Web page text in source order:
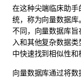
在这种尖端临床助
统，称为向量数据
不同，向量数据库
入和其他复杂数据
中快速找到相似性和
向量数据库通过将